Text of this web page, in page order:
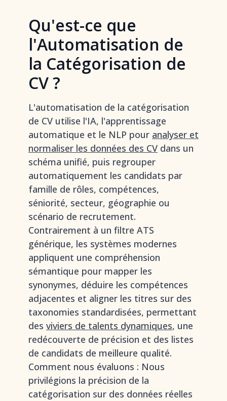
Qu'est-ce que
l'Automatisation de
la Catégorisation de
CV ?
L'automatisation de la catégorisation
de CV utilise l'IA, l'apprentissage
automatique et le NLP pour analyser et
normaliser les données des CV dans un
schéma unifié, puis regrouper
automatiquement les candidats par
famille de rôles, compétences,
séniorité, secteur, géographie ou
scénario de recrutement.
Contrairement à un filtre ATS
générique, les systèmes modernes
appliquent une compréhension
sémantique pour mapper les
synonymes, déduire les compétences
adjacentes et aligner les titres sur des
taxonomies standardisées, permettant
des viviers de talents dynamiques, une
redécouverte de précision et des listes
de candidats de meilleure qualité.
Comment nous évaluons : Nous
privilégions la précision de la
catégorisation sur des données réelles